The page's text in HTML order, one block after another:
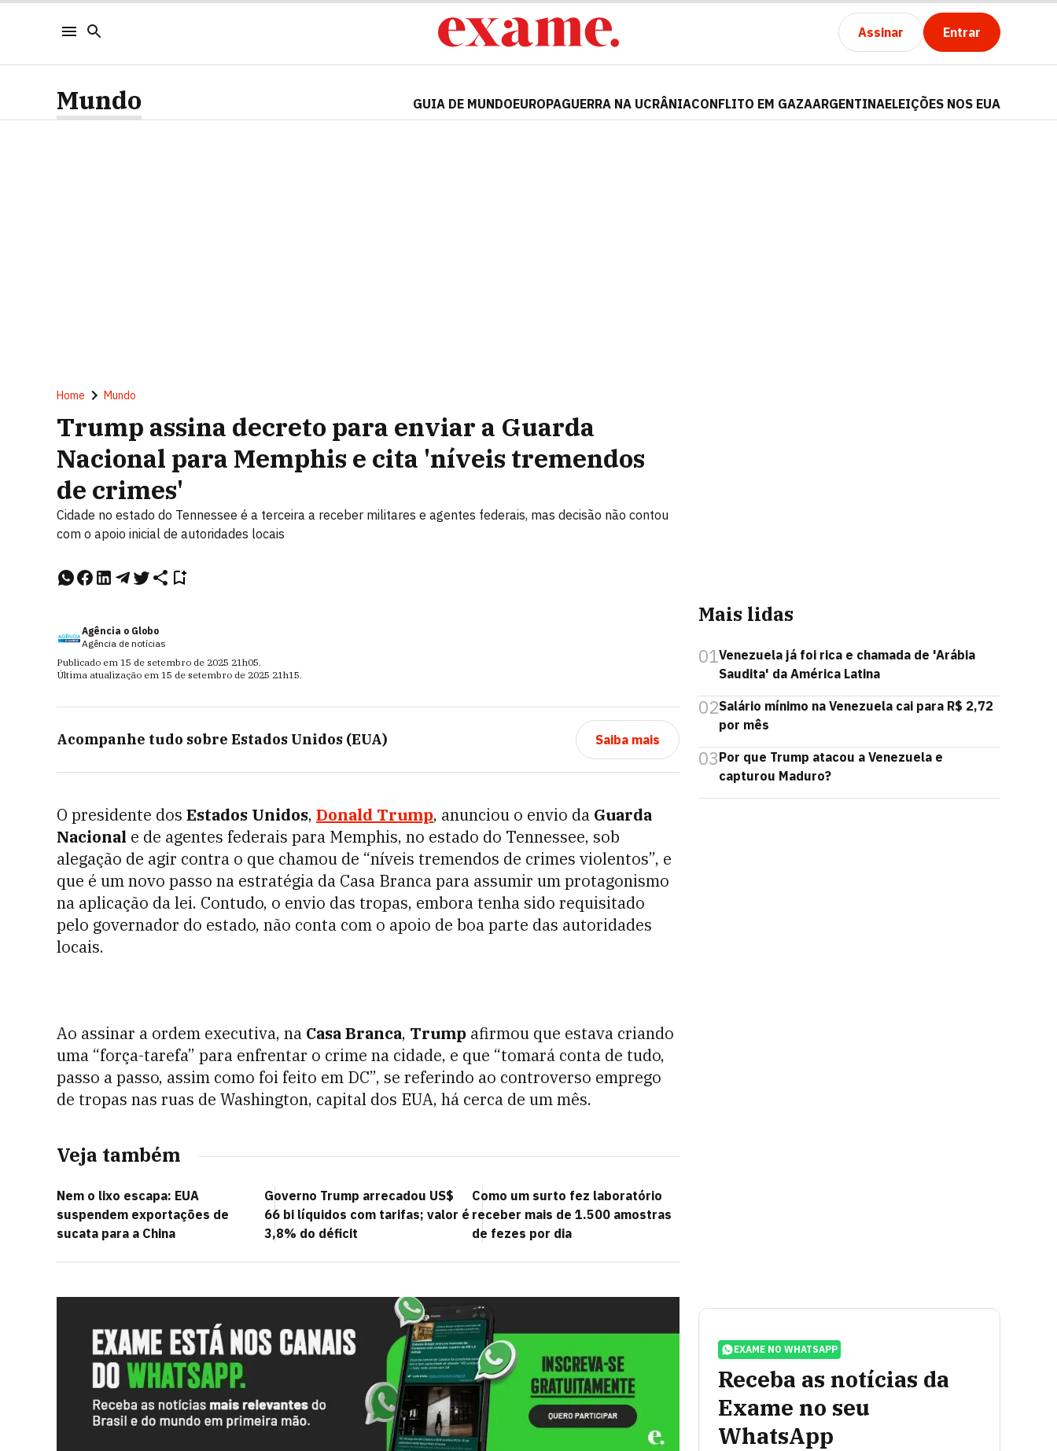
Assinar Entrar
Mundo GUIA DE MUNDOEUROPAGUERRA NA UCRÂNIACONFLITO EM GAZAARGENTINAELEIÇÕES NOS EUA
Home Mundo
Trump assina decreto para enviar a Guarda
Nacional para Memphis e cita 'níveis tremendos
de crimes'
Cidade no estado do Tennessee é a terceira a receber militares e agentes federais, mas decisão não contou
com o apoio inicial de autoridades locais
Agência o Globo
Agência de notícias
Publicado em 15 de setembro de 2025 21h05.
Última atualização em 15 de setembro de 2025 21h15.
Acompanhe tudo sobre Estados Unidos (EUA) Saiba mais
O presidente dos Estados Unidos, Donald Trump, anunciou o envio da Guarda
Nacional e de agentes federais para Memphis, no estado do Tennessee, sob
alegação de agir contra o que chamou de “níveis tremendos de crimes violentos”, e
que é um novo passo na estratégia da Casa Branca para assumir um protagonismo
na aplicação da lei. Contudo, o envio das tropas, embora tenha sido requisitado
pelo governador do estado, não conta com o apoio de boa parte das autoridades
locais.
Ao assinar a ordem executiva, na Casa Branca, Trump afirmou que estava criando
uma “força-tarefa” para enfrentar o crime na cidade, e que “tomará conta de tudo,
passo a passo, assim como foi feito em DC”, se referindo ao controverso emprego
de tropas nas ruas de Washington, capital dos EUA, há cerca de um mês.
Veja também
Nem o lixo escapa: EUA
suspendem exportações de
sucata para a China
Governo Trump arrecadou US$
66 bi líquidos com tarifas; valor é
3,8% do déficit
Como um surto fez laboratório
receber mais de 1.500 amostras
de fezes por dia
Mais lidas
01Venezuela já foi rica e chamada de 'Arábia
Saudita' da América Latina
02Salário mínimo na Venezuela cai para R$ 2,72
por mês
03Por que Trump atacou a Venezuela e
capturou Maduro?
EXAME NO WHATSAPP
Receba as notícias da
Exame no seu
WhatsApp